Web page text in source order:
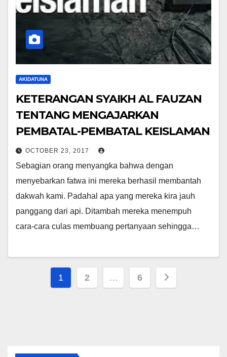
AKIDATUNA
KETERANGAN SYAIKH AL FAUZAN
TENTANG MENGAJARKAN
PEMBATAL-PEMBATAL KEISLAMAN
OCTOBER 23, 2017
Sebagian orang menyangka bahwa dengan
menyebarkan fatwa ini mereka berhasil membantah
dakwah kami. Padahal apa yang mereka kira jauh
panggang dari api. Ditambah mereka menempuh
cara-cara culas membuang pertanyaan sehingga…
Posts
1 2 … 6